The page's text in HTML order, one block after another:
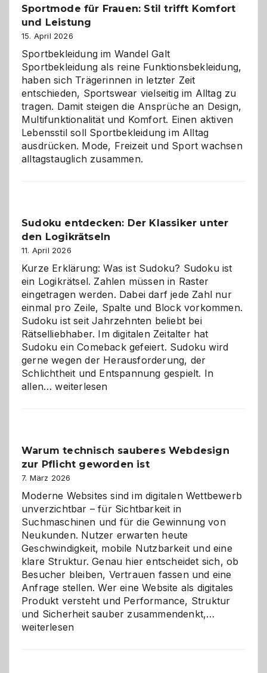
gegen
Chaos
Sportmode für Frauen: Stil trifft Komfort
und Leistung
15. April 2026
Sportbekleidung im Wandel Galt
Sportbekleidung als reine Funktionsbekleidung,
haben sich Trägerinnen in letzter Zeit
entschieden, Sportswear vielseitig im Alltag zu
tragen. Damit steigen die Ansprüche an Design,
Multifunktionalität und Komfort. Einen aktiven
Lebensstil soll Sportbekleidung im Alltag
ausdrücken. Mode, Freizeit und Sport wachsen
alltagstauglich zusammen.
Sudoku entdecken: Der Klassiker unter
den Logikrätseln
11. April 2026
Kurze Erklärung: Was ist Sudoku? Sudoku ist
ein Logikrätsel. Zahlen müssen in Raster
eingetragen werden. Dabei darf jede Zahl nur
einmal pro Zeile, Spalte und Block vorkommen.
Sudoku ist seit Jahrzehnten beliebt bei
Rätselliebhaber. Im digitalen Zeitalter hat
Sudoku ein Comeback gefeiert. Sudoku wird
gerne wegen der Herausforderung, der
Schlichtheit und Entspannung gespielt. In
allen…Sudoku
den
Logikrätseln
weiterlesen
Warum technisch sauberes Webdesign
zur Pflicht geworden ist
7. März 2026
Moderne Websites sind im digitalen Wettbewerb
unverzichtbar – für Sichtbarkeit in
Suchmaschinen und für die Gewinnung von
Neukunden. Nutzer erwarten heute
Geschwindigkeit, mobile Nutzbarkeit und eine
klare Struktur. Genau hier entscheidet sich, ob
Besucher bleiben, Vertrauen fassen und eine
Anfrage stellen. Wer eine Website als digitales
Produkt versteht und Performance, Struktur
und Sicherheit sauber zusammendenkt,…
weiterlesen